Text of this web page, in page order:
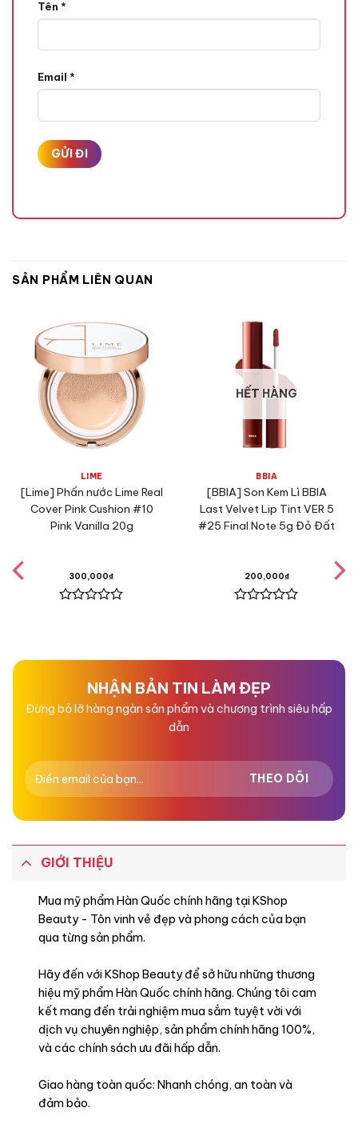
Tên *
Email *
SẢN PHẨM LIÊN QUAN
LIME
[Lime] Phấn nước Lime Real
Cover Pink Cushion #10
Pink Vanilla 20g
300,000₫
5
HẾT HÀNG
BBIA
[BBIA] Son Kem Lì BBIA
Last Velvet Lip Tint VER 5
#25 Final Note 5g Đỏ Đất
200,000₫
5
NHẬN BẢN TIN LÀM ĐẸP
Đừng bỏ lỡ hàng ngàn sản phẩm và chương trình siêu hấp
dẫn
GIỚI THIỆU
Mua mỹ phẩm Hàn Quốc chính hãng tại KShop
Beauty - Tôn vinh vẻ đẹp và phong cách của bạn
qua từng sản phẩm.
Hãy đến với KShop Beauty để sở hữu những thương
hiệu mỹ phẩm Hàn Quốc chính hãng. Chúng tôi cam
kết mang đến trải nghiệm mua sắm tuyệt vời với
dịch vụ chuyên nghiệp, sản phẩm chính hãng 100%,
và các chính sách ưu đãi hấp dẫn.
Giao hàng toàn quốc: Nhanh chóng, an toàn và
đảm bảo.